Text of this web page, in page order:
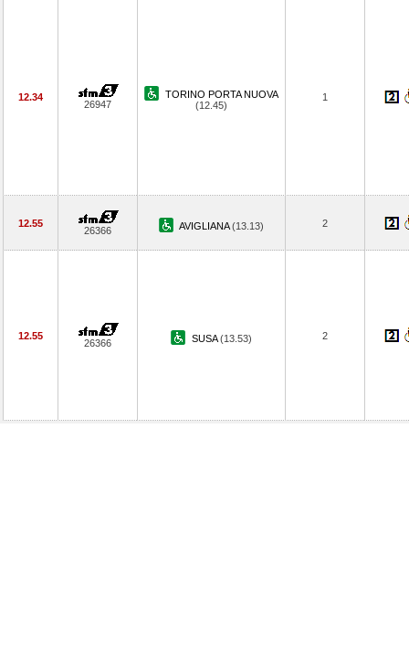
12.34
26947
TORINO PORTA NUOVA
(12.45)
1
12.55
26366 AVIGLIANA(13.13) 2
12.55
26366 SUSA(13.53) 2